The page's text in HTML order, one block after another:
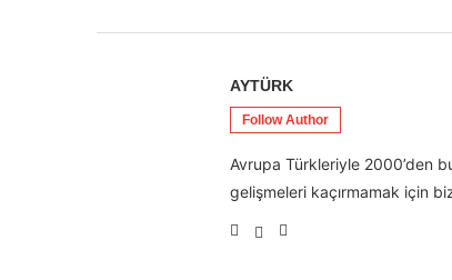
AYTÜRK
Follow Author
Avrupa Türkleriyle 2000’den
gelişmeleri kaçırmamak için